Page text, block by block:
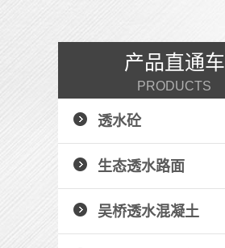
产品直通车
PRODUCTS
透水砼
生态透水路面
吴桥透水混凝土
压印地坪
+ 了解详情 +